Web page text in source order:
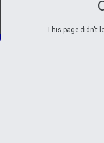
This page didn't